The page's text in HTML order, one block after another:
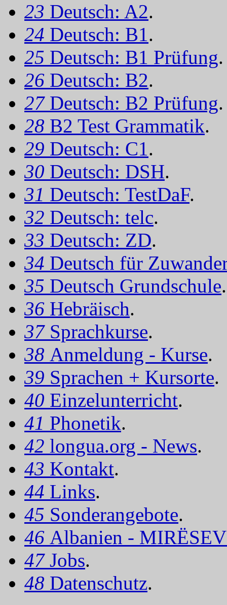
23 Deutsch: A2.
24 Deutsch: B1.
25 Deutsch: B1 Prüfung.
26 Deutsch: B2.
27 Deutsch: B2 Prüfung.
28 B2 Test Grammatik.
29 Deutsch: C1.
30 Deutsch: DSH.
31 Deutsch: TestDaF.
32 Deutsch: telc.
33 Deutsch: ZD.
34 Deutsch für
35 Deutsch Grundschule.
36 Hebräisch.
37 Sprachkurse.
38 Anmeldung - Kurse.
39 Sprachen + Kursorte.
40 Einzelunterricht.
41 Phonetik.
42 longua.org - News.
43 Kontakt.
44 Links.
45 Sonderangebote.
46 Albanien -
47 Jobs.
48 Datenschutz.